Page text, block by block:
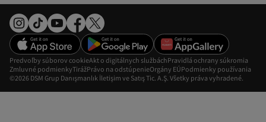
©2026 DSM Grup Danışmanlık İletişim ve Satış Tic. A.Ş. Všetky práva vyhradené.
Predvoľby súborov cookieAkt o digitálnych službáchPravidlá ochrany súkromia
Zmluvné podmienkyTirážPrávo na odstúpenieOrgány EÚPodmienky používania